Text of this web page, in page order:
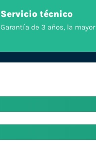
Servicio técnico
Garantía de 3 años, la